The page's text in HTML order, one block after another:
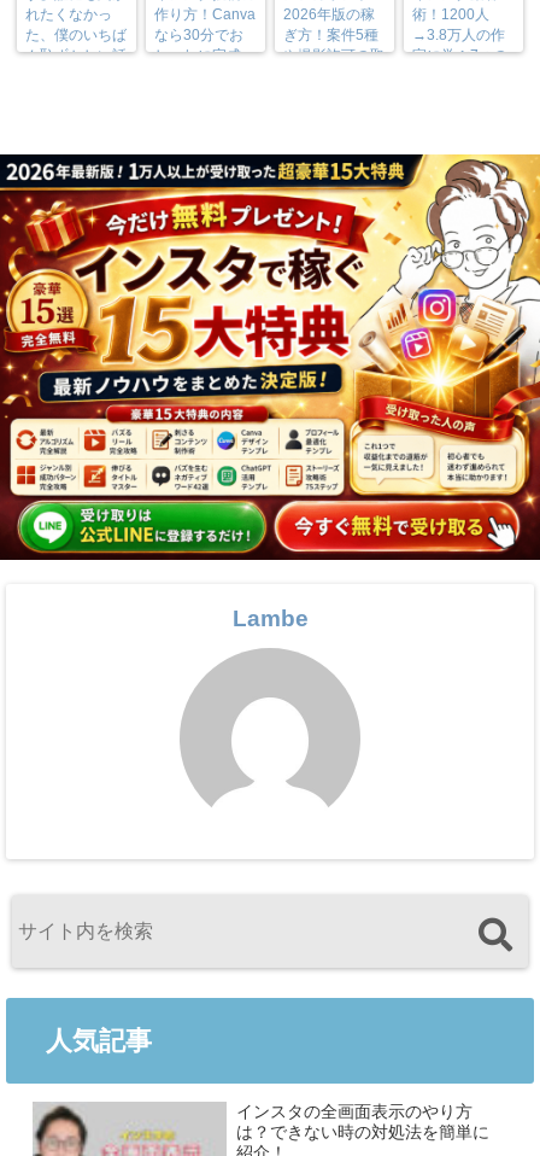
れたくなかっ
た、僕のいちば
ん恥ずかしい話
作り方！Canva
なら30分でお
しゃれに完成
2026年版の稼
ぎ方！案件5種
や撮影許可の取
術！1200人
→3.8万人の作
家に学ぶ7つの
Lambe
人気記事
インスタの全画面表示のやり方
は？できない時の対処法を簡単に